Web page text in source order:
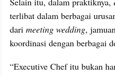
terlibat dalam berbagai
dari meeting wedding,
koordinasi dengan berbagai
“Executive Chef itu bukan